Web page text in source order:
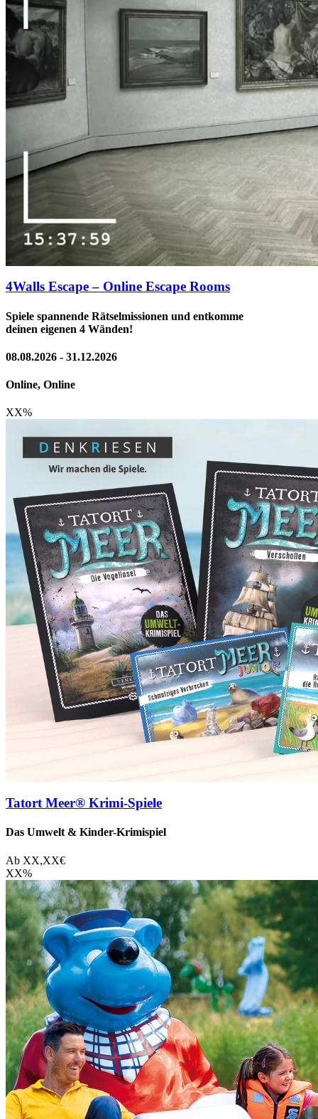
4Walls Escape – Online Escape Rooms
Spiele spannende Rätselmissionen und entkomme
deinen eigenen 4 Wänden!
08.08.2026 - 31.12.2026
Online, Online
XX%
Tatort Meer® Krimi-Spiele
Das Umwelt & Kinder-Krimispiel
Ab XX,XX€
XX%